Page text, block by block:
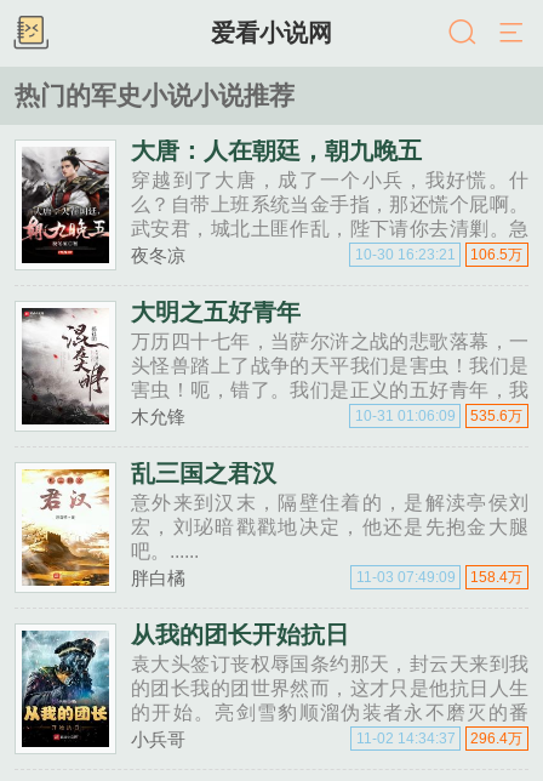
爱看小说网
热门的军史小说小说推荐
大唐：人在朝廷，朝九晚五
穿越到了大唐，成了一个小兵，我好慌。什
么？自带上班系统当金手指，那还慌个屁啊。
武安君，城北土匪作乱，陛下请你去清剿。急
什么，这才七点，九点才上班，让那土匪再多
五点半了，我该下班了......
夜冬凉 106.5万
10-30 16:23:21
大明之五好青年
万历四十七年，当萨尔浒之战的悲歌落幕，一
头怪兽踏上了战争的天平我们是害虫！我们是
害虫！呃，错了。我们是正义的五好青年，我
们要用正义的铁拳砸碎旧世界！......
木允锋 535.6万
10-31 01:06:09
乱三国之君汉
意外来到汉末，隔壁住着的，是解渎亭侯刘
宏，刘珌暗戳戳地决定，他还是先抱金大腿
吧。......
胖白橘 158.4万
11-03 07:49:09
从我的团长开始抗日
袁大头签订丧权辱国条约那天，封云天来到我
的团长我的团世界然而，这才只是他抗日人生
的开始。亮剑雪豹顺溜伪装者永不磨灭的番
号......
小兵哥 296.4万
11-02 14:34:37